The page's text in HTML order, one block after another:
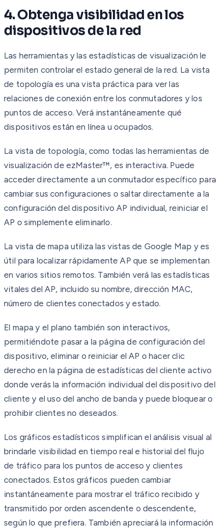
4. Obtenga visibilidad en los
dispositivos de la red
Las herramientas y las estadísticas de visualización le
permiten controlar el estado general de la red. La vista
de topología es una vista práctica para ver las
relaciones de conexión entre los conmutadores y los
puntos de acceso. Verá instantáneamente qué
dispositivos están en línea u ocupados.
La vista de topología, como todas las herramientas de
visualización de ezMaster™, es interactiva. Puede
acceder directamente a un conmutador específico para
cambiar sus configuraciones o saltar directamente a la
configuración del dispositivo AP individual, reiniciar el
AP o simplemente eliminarlo.
La vista de mapa utiliza las vistas de Google Map y es
útil para localizar rápidamente AP que se implementan
en varios sitios remotos. También verá las estadísticas
vitales del AP, incluido su nombre, dirección MAC,
número de clientes conectados y estado.
El mapa y el plano también son interactivos,
permitiéndote pasar a la página de configuración del
dispositivo, eliminar o reiniciar el AP o hacer clic
derecho en la página de estadísticas del cliente activo
donde verás la información individual del dispositivo del
cliente y el uso del ancho de banda y puede bloquear o
prohibir clientes no deseados.
Los gráficos estadísticos simplifican el análisis visual al
brindarle visibilidad en tiempo real e historial del flujo
de tráfico para los puntos de acceso y clientes
conectados. Estos gráficos pueden cambiar
instantáneamente para mostrar el tráfico recibido y
transmitido por orden ascendente o descendente,
según lo que prefiera. También apreciará la información